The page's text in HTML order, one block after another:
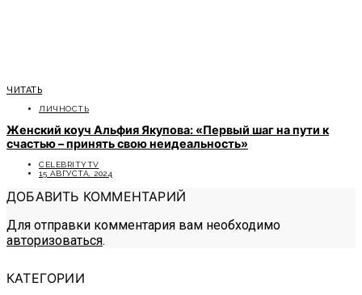
ЧИТАТЬ
ЛИЧНОСТЬ
Женский коуч Альфия Якупова: «Первый шаг на пути к
счастью – принять свою неидеальность»
CELEBRITYTV
15 АВГУСТА, 2024
ДОБАВИТЬ КОММЕНТАРИЙ
Для отправки комментария вам необходимо
авторизоваться.
КАТЕГОРИИ